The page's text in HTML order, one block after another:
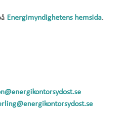
Energimyndighetens hemsida.